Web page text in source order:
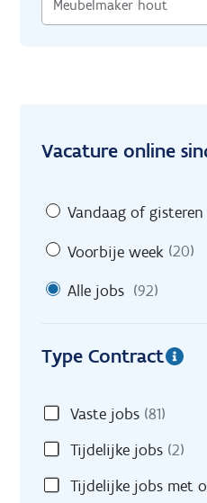
Vacature online
Vandaag of gisteren
Voorbije week (20)
Alle jobs (92)
Type Contract
Vaste jobs (81)
Tijdelijke jobs (2)
Tijdelijke jobs met